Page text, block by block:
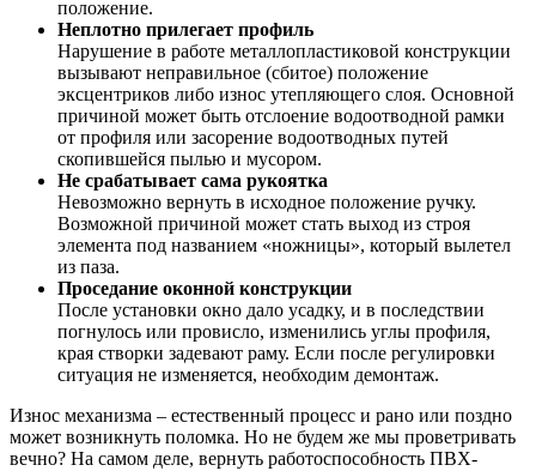
положение.
Неплотно прилегает профиль
Нарушение в работе металлопластиковой конструкции
вызывают неправильное (сбитое) положение
эксцентриков либо износ утепляющего слоя. Основной
причиной может быть отслоение водоотводной рамки
от профиля или засорение водоотводных путей
скопившейся пылью и мусором.
Не срабатывает сама рукоятка
Невозможно вернуть в исходное положение ручку.
Возможной причиной может стать выход из строя
элемента под названием «ножницы», который вылетел
из паза.
Проседание оконной конструкции
После установки окно дало усадку, и в последствии
погнулось или провисло, изменились углы профиля,
края створки задевают раму. Если после регулировки
ситуация не изменяется, необходим демонтаж.
Износ механизма – естественный процесс и рано или поздно
может возникнуть поломка. Но не будем же мы проветривать
вечно? На самом деле, вернуть работоспособность ПВХ-